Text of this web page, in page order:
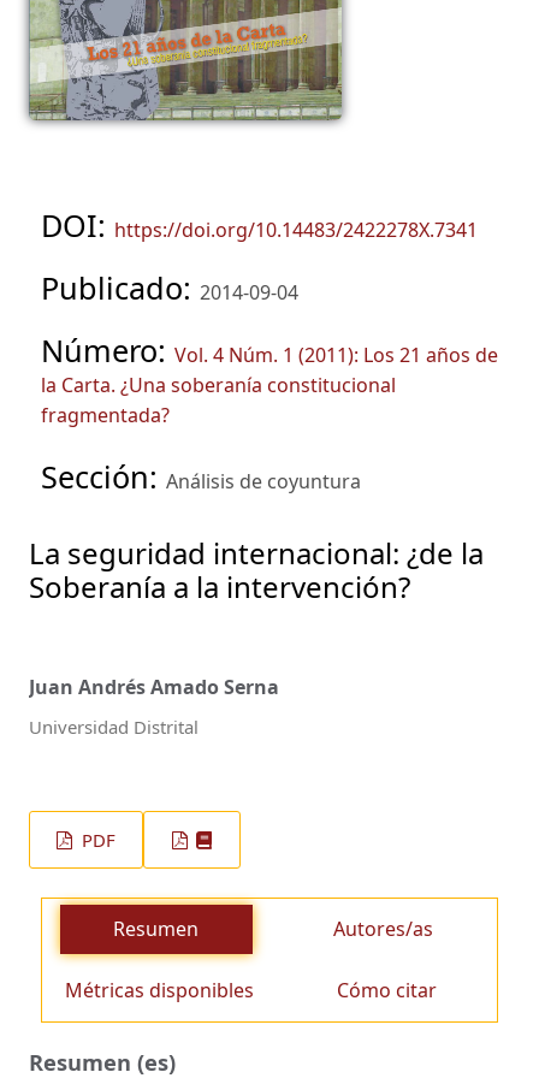
DOI: https://doi.org/10.14483/2422278X.7341
Publicado: 2014-09-04
Número: Vol. 4 Núm. 1 (2011): Los 21 años de
la Carta. ¿Una soberanía constitucional
fragmentada?
Sección: Análisis de coyuntura
La seguridad internacional: ¿de la
Soberanía a la intervención?
Juan Andrés Amado Serna
Universidad Distrital
PDF
Resumen Autores/as
Métricas disponibles Cómo citar
Resumen (es)